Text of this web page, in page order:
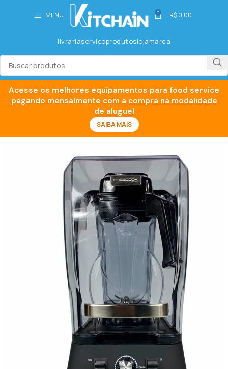
MENU 0 R$0,00
livrariaserviçoprodutoslojamarca
Acesse os melhores equipamentos para food service
pagando mensalmente com a compra na modalidade
de aluguel
SAIBA MAIS